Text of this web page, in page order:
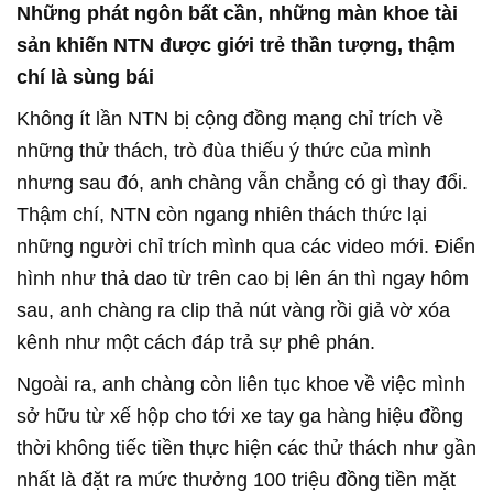
Những phát ngôn bất cần, những màn khoe tài
sản khiến NTN được giới trẻ thần tượng, thậm
chí là sùng bái
Không ít lần NTN bị cộng đồng mạng chỉ trích về
những thử thách, trò đùa thiếu ý thức của mình
nhưng sau đó, anh chàng vẫn chẳng có gì thay đổi.
Thậm chí, NTN còn ngang nhiên thách thức lại
những người chỉ trích mình qua các video mới. Điển
hình như thả dao từ trên cao bị lên án thì ngay hôm
sau, anh chàng ra clip thả nút vàng rồi giả vờ xóa
kênh như một cách đáp trả sự phê phán.
Ngoài ra, anh chàng còn liên tục khoe về việc mình
sở hữu từ xế hộp cho tới xe tay ga hàng hiệu đồng
thời không tiếc tiền thực hiện các thử thách như gần
nhất là đặt ra mức thưởng 100 triệu đồng tiền mặt